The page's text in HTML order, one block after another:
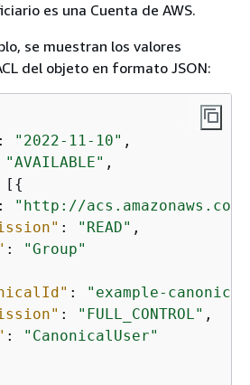
es una Cuenta de AWS.
se muestran los valores
del objeto en formato JSON:
: "2022-11-10" ,
"AVAILABLE" ,
[ {
:
"http://
: "READ" ,
:
"Group"
:
"example-
: "FULL_CONTROL" ,
:
"CanonicalUser"